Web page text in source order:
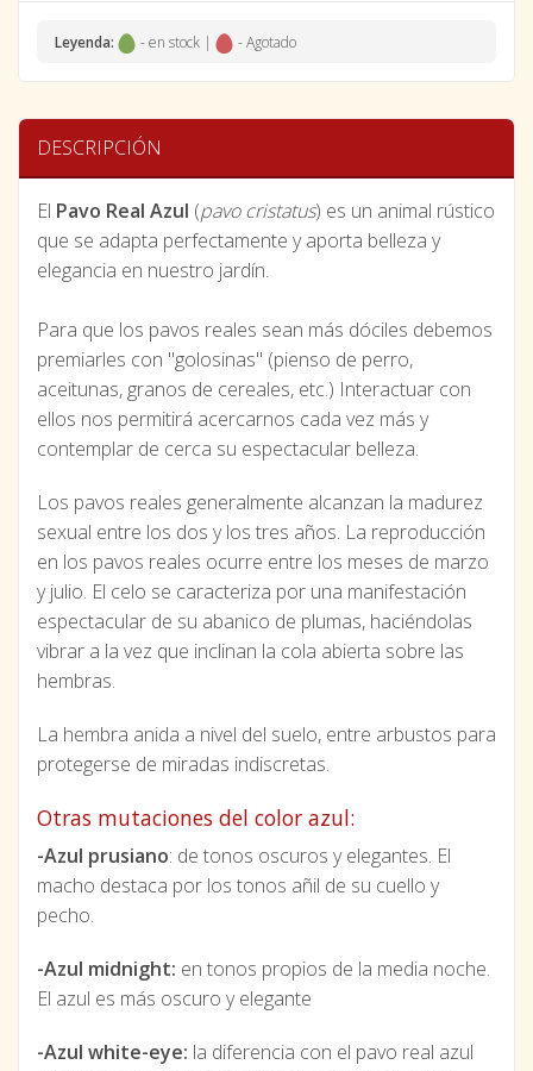
Leyenda: - en stock | - Agotado
DESCRIPCIÓN
El Pavo Real Azul (pavo cristatus) es un animal rústico
que se adapta perfectamente y aporta belleza y
elegancia en nuestro jardín.
Para que los pavos reales sean más dóciles debemos
premiarles con "golosinas" (pienso de perro,
aceitunas, granos de cereales, etc.) Interactuar con
ellos nos permitirá acercarnos cada vez más y
contemplar de cerca su espectacular belleza.
Los pavos reales generalmente alcanzan la madurez
sexual entre los dos y los tres años. La reproducción
en los pavos reales ocurre entre los meses de marzo
y julio. El celo se caracteriza por una manifestación
espectacular de su abanico de plumas, haciéndolas
vibrar a la vez que inclinan la cola abierta sobre las
hembras.
La hembra anida a nivel del suelo, entre arbustos para
protegerse de miradas indiscretas.
Otras mutaciones del color azul:
-Azul prusiano: de tonos oscuros y elegantes. El
macho destaca por los tonos añil de su cuello y
pecho.
-Azul midnight: en tonos propios de la media noche.
El azul es más oscuro y elegante
-Azul white-eye: la diferencia con el pavo real azul